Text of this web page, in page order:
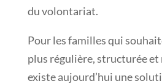
du volontariat.
Pour les familles qui
plus régulière, structurée et
existe aujourd’hui une